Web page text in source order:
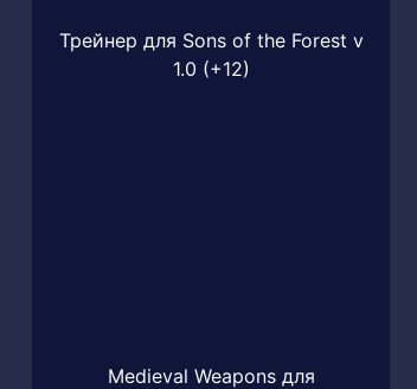
Трейнер для Sons of the Forest v
1.0 (+12)
Medieval Weapons для